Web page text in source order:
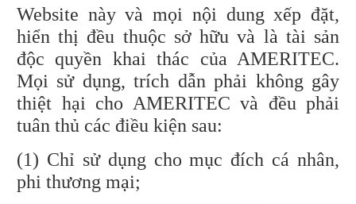
Website này và mọi nội dung xếp đặt,
hiển thị đều thuộc sở hữu và là tài sản
độc quyền khai thác của AMERITEC.
Mọi sử dụng, trích dẫn phải không gây
thiệt hại cho AMERITEC và đều phải
tuân thủ các điều kiện sau:
(1) Chỉ sử dụng cho mục đích cá nhân,
phi thương mại;